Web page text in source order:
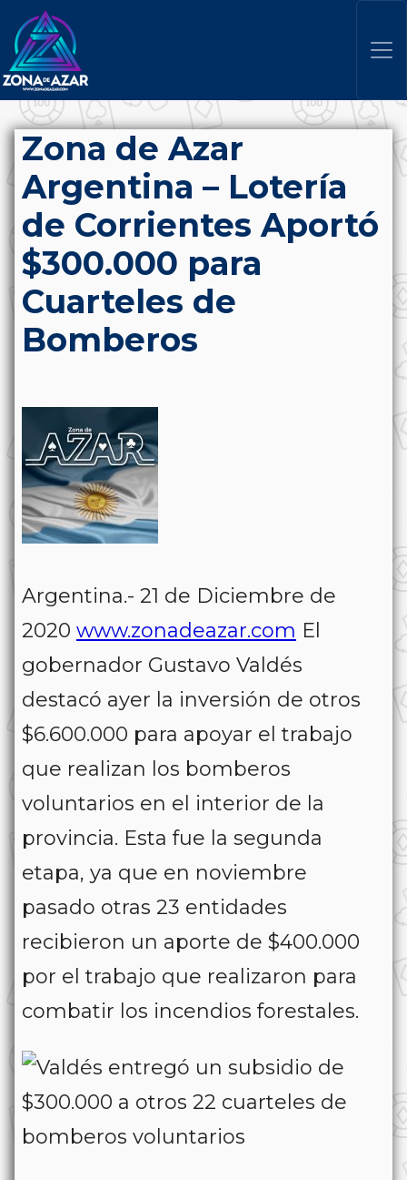
Zona de Azar
Argentina – Lotería
de Corrientes Aportó
$300.000 para
Cuarteles de
Bomberos
Argentina.- 21 de Diciembre de
2020 www.zonadeazar.com El
gobernador Gustavo Valdés
destacó ayer la inversión de otros
$6.600.000 para apoyar el trabajo
que realizan los bomberos
voluntarios en el interior de la
provincia. Esta fue la segunda
etapa, ya que en noviembre
pasado otras 23 entidades
recibieron un aporte de $400.000
por el trabajo que realizaron para
combatir los incendios forestales.